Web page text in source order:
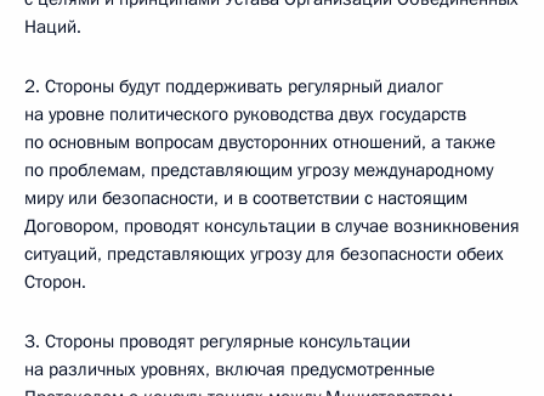
Наций.
2. Стороны будут поддерживать регулярный диалог
на уровне политического руководства двух государств
по основным вопросам двусторонних отношений, а также
по проблемам, представляющим угрозу международному
миру или безопасности, и в соответствии с настоящим
Договором, проводят консультации в случае возникновения
ситуаций, представляющих угрозу для безопасности обеих
Сторон.
3. Стороны проводят регулярные консультации
на различных уровнях, включая предусмотренные